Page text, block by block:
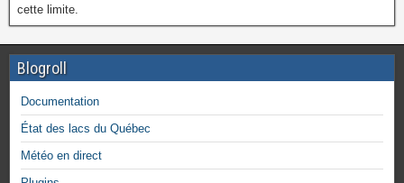
cette limite.
Blogroll
Documentation
État des lacs du Québec
Météo en direct